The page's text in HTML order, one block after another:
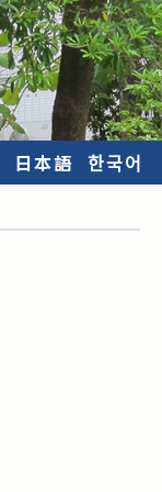
日本語 한국어